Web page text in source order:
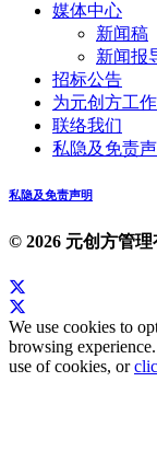
媒体中心
新闻稿
新闻报
招标公告
为元创方工作
联络我们
私隐及免责
私隐及免责声明
© 2026 元创方管理
We use cookies to
browsing
use of cookies, or